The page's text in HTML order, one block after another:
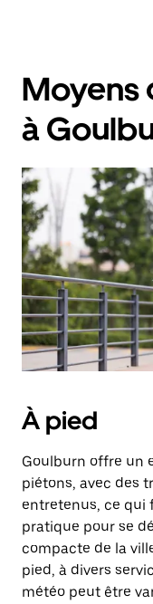
Moyens
à
À pied
Goulburn offre un
piétons, avec des
entretenus, ce qui
pratique pour se
compacte de la
pied, à divers
météo peut être